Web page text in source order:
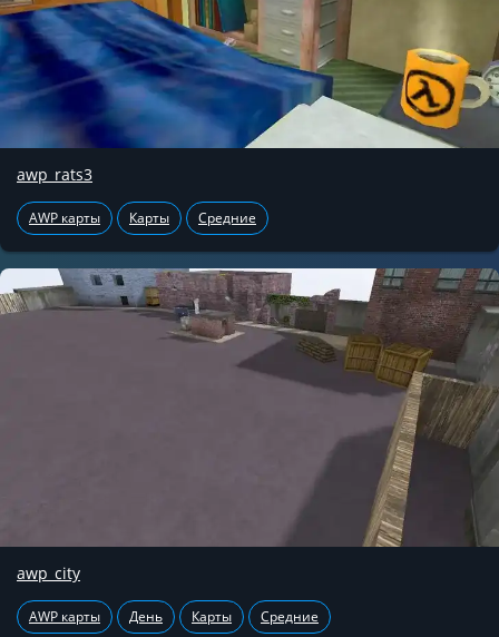
awp_rats3
AWP карты Карты Средние
awp_city
AWP карты День Карты Средние